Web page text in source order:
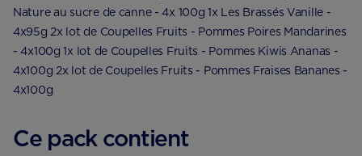
Nature au sucre de canne - 4x 100g 1x Les Brassés Vanille -
4x95g 2x lot de Coupelles Fruits - Pommes Poires Mandarines
- 4x100g 1x lot de Coupelles Fruits - Pommes Kiwis Ananas -
4x100g 2x lot de Coupelles Fruits - Pommes Fraises Bananes -
4x100g
Ce pack contient